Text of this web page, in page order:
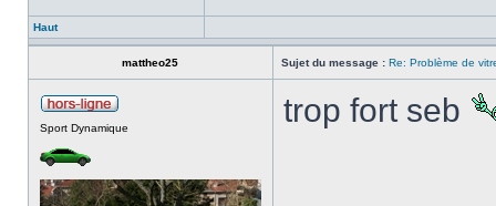
Haut
mattheo25 Sujet du message : Re: Problème de
Sport Dynamique trop fort seb